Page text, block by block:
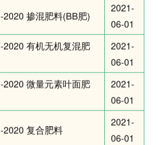
掺混肥料(BB肥)
2021-
06-01
2020 有机无机复混肥
2021-
06-01
2020 微量元素叶面肥
2021-
06-01
2020 复合肥料
2021-
06-01